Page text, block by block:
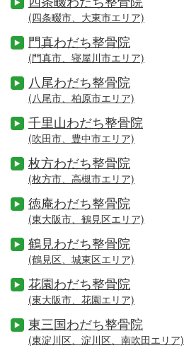
(四条畷市、大東市エリア)
門真わだち整骨院
(門真市、寝屋川市エリア)
八尾わだち整骨院
(八尾市、柏原市エリア)
千里山わだち整骨院
(吹田市、豊中市エリア)
枚方わだち整骨院
(枚方市、高槻市エリア)
徳庵わだち整骨院
(東大阪市、鶴見区エリア)
鶴見わだち整骨院
(鶴見区、城東区エリア)
花園わだち整骨院
(東大阪市、花園エリア)
東三国わだち整骨院
(東淀川区、淀川区、南吹田エリア)